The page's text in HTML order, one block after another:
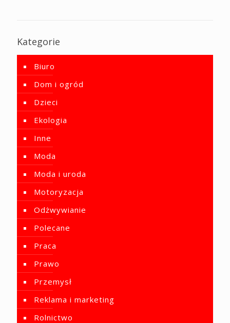
Kategorie
Biuro
Dom i ogród
Dzieci
Ekologia
Inne
Moda
Moda i uroda
Motoryzacja
Odżwywianie
Polecane
Praca
Prawo
Przemysł
Reklama i marketing
Rolnictwo